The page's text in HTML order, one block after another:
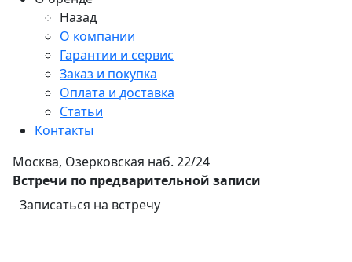
Назад
О компании
Гарантии и сервис
Заказ и покупка
Оплата и доставка
Статьи
Контакты
Москва, Озерковская наб. 22/24
Встречи по предварительной записи
Записаться на встречу